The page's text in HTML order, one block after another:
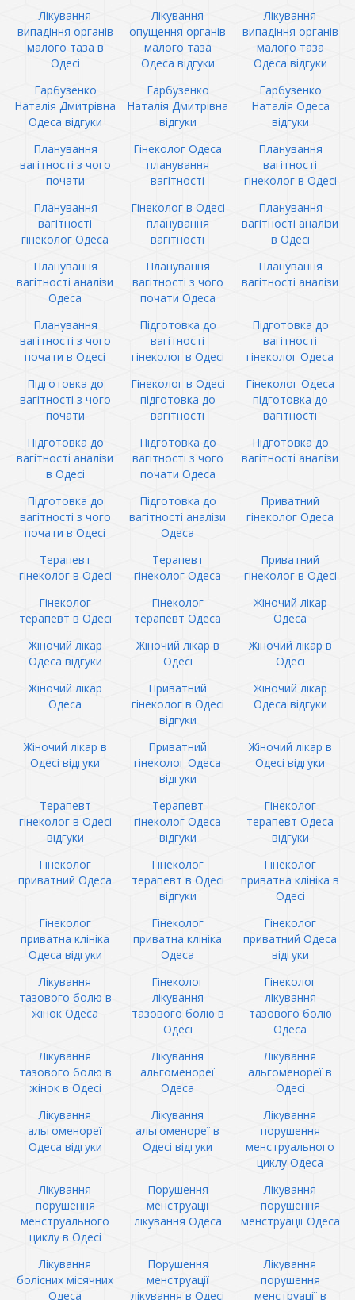
Лікування
випадіння органів
малого таза в
Одесі
Лікування
опущення органів
малого таза
Одеса відгуки
Лікування
випадіння органів
малого таза
Одеса відгуки
Гарбузенко
Наталія Дмитрівна
Одеса відгуки
Гарбузенко
Наталія Дмитрівна
відгуки
Гарбузенко
Наталія Одеса
відгуки
Планування
вагітності з чого
почати
Гінеколог Одеса
планування
вагітності
Планування
вагітності
гінеколог в Одесі
Планування
вагітності
гінеколог Одеса
Гінеколог в Одесі
планування
вагітності
Планування
вагітності аналізи
в Одесі
Планування
вагітності аналізи
Одеса
Планування
вагітності з чого
почати Одеса
Планування
вагітності аналізи
Планування
вагітності з чого
почати в Одесі
Підготовка до
вагітності
гінеколог в Одесі
Підготовка до
вагітності
гінеколог Одеса
Підготовка до
вагітності з чого
почати
Гінеколог в Одесі
підготовка до
вагітності
Гінеколог Одеса
підготовка до
вагітності
Підготовка до
вагітності аналізи
в Одесі
Підготовка до
вагітності з чого
почати Одеса
Підготовка до
вагітності аналізи
Підготовка до
вагітності з чого
почати в Одесі
Підготовка до
вагітності аналізи
Одеса
Приватний
гінеколог Одеса
Терапевт
гінеколог в Одесі
Терапевт
гінеколог Одеса
Приватний
гінеколог в Одесі
Гінеколог
терапевт в Одесі
Гінеколог
терапевт Одеса
Жіночий лікар
Одеса
Жіночий лікар
Одеса відгуки
Жіночий лікар в
Одесі
Жіночий лікар в
Одесі
Жіночий лікар
Одеса
Приватний
гінеколог в Одесі
відгуки
Жіночий лікар
Одеса відгуки
Жіночий лікар в
Одесі відгуки
Приватний
гінеколог Одеса
відгуки
Жіночий лікар в
Одесі відгуки
Терапевт
гінеколог в Одесі
відгуки
Терапевт
гінеколог Одеса
відгуки
Гінеколог
терапевт Одеса
відгуки
Гінеколог
приватний Одеса
Гінеколог
терапевт в Одесі
відгуки
Гінеколог
приватна клініка в
Одесі
Гінеколог
приватна клініка
Одеса відгуки
Гінеколог
приватна клініка
Одеса
Гінеколог
приватний Одеса
відгуки
Лікування
тазового болю в
жінок Одеса
Гінеколог
лікування
тазового болю в
Одесі
Гінеколог
лікування
тазового болю
Одеса
Лікування
тазового болю в
жінок в Одесі
Лікування
альгоменореї
Одеса
Лікування
альгоменореї в
Одесі
Лікування
альгоменореї
Одеса відгуки
Лікування
альгоменореї в
Одесі відгуки
Лікування
порушення
менструального
циклу Одеса
Лікування
порушення
менструального
циклу в Одесі
Порушення
менструації
лікування Одеса
Лікування
порушення
менструації Одеса
Лікування
болісних місячних
Одеса
Порушення
менструації
лікування в Одесі
Лікування
порушення
менструації в